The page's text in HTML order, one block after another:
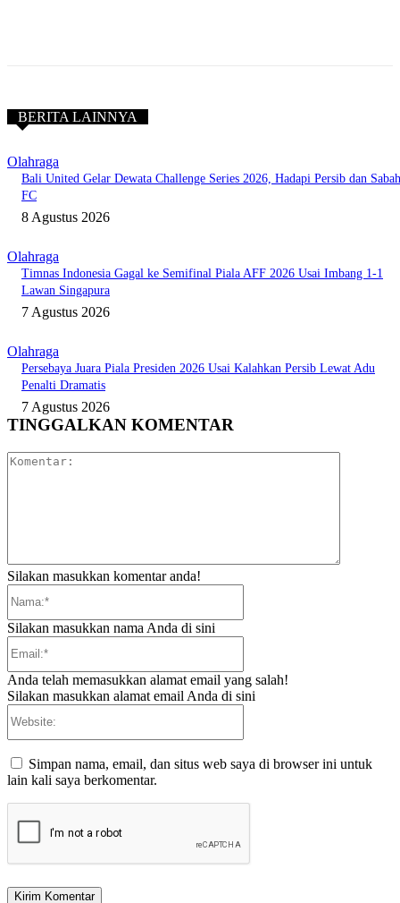
BERITA LAINNYA
Olahraga
Bali United Gelar Dewata Challenge Series 2026, Hadapi Persib dan Sabah
FC
8 Agustus 2026
Olahraga
Timnas Indonesia Gagal ke Semifinal Piala AFF 2026 Usai Imbang 1-1
Lawan Singapura
7 Agustus 2026
Olahraga
Persebaya Juara Piala Presiden 2026 Usai Kalahkan Persib Lewat Adu
Penalti Dramatis
7 Agustus 2026
TINGGALKAN KOMENTAR
Silakan masukkan komentar anda!
Silakan masukkan nama Anda di sini
Anda telah memasukkan alamat email yang salah!
Silakan masukkan alamat email Anda di sini
Simpan nama, email, dan situs web saya di browser ini untuk
lain kali saya berkomentar.